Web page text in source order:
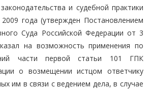
и судебной практики
года (утвержден Постановлением
Суда Российской Федерации от 3
на возможность применения по
части первой статьи 101 ГПК
о возмещении истцом ответчику
им в связи с ведением дела, в случае